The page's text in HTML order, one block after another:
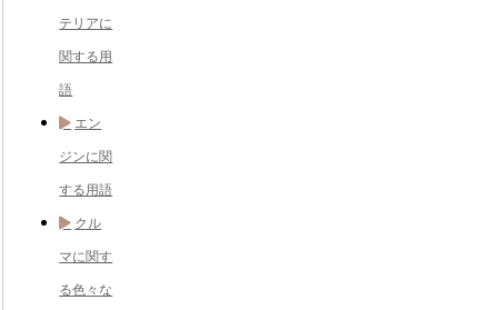
テリアに
関する用
語
エン
ジンに関
する用語
クル
マに関す
る色々な